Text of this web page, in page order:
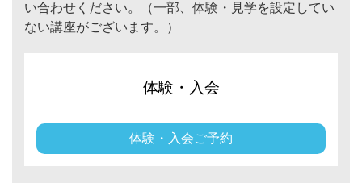
い合わせください。（一部、体験・見学を設定してい
ない講座がございます。）
体験・入会
体験・入会ご予約